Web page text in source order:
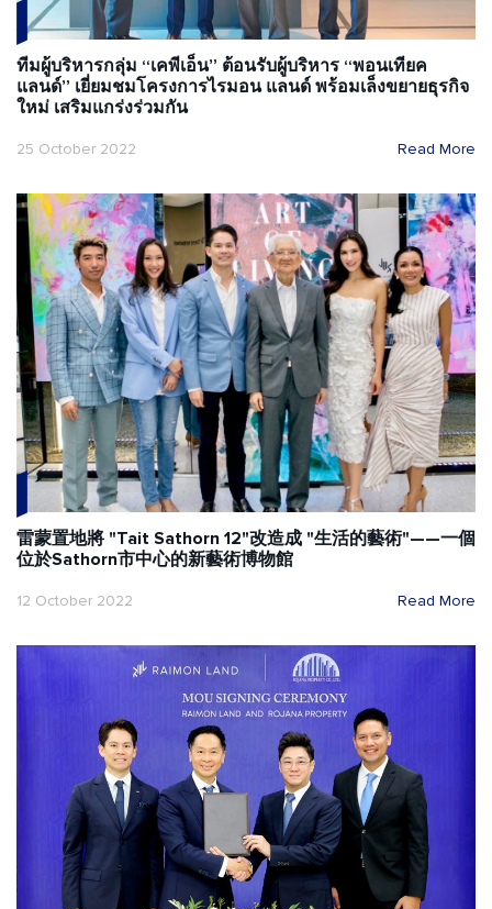
ทีมผู้บริหารกลุ่ม “เคพีเอ็น” ต้อนรับผู้บริหาร “พอนเทียค
แลนด์” เยี่ยมชมโครงการไรมอน แลนด์ พร้อมเล็งขยายธุรกิจ
ใหม่ เสริมแกร่งร่วมกัน
25 October 2022 Read More
雷蒙置地將 "Tait Sathorn 12"改造成 "生活的藝術"——一個
位於Sathorn市中心的新藝術博物館
12 October 2022 Read More